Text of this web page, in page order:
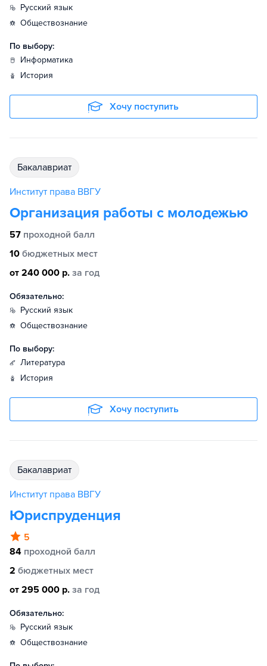
русский язык
обществознание
По выбору:
информатика
история
Хочу поступить
бакалавриат
Институт права ВВГУ
Организация работы с молодежью
57 проходной балл
10 бюджетных мест
от 240 000 р. за год
Обязательно:
русский язык
обществознание
По выбору:
литература
история
Хочу поступить
бакалавриат
Институт права ВВГУ
Юриспруденция
5
84 проходной балл
2 бюджетных мест
от 295 000 р. за год
Обязательно:
русский язык
обществознание